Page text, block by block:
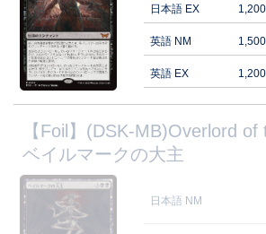
日本語 EX
英語 NM
英語 EX
【Foil】(DSK-MB)Overlord
ベイルマークの大主
日本語 NM